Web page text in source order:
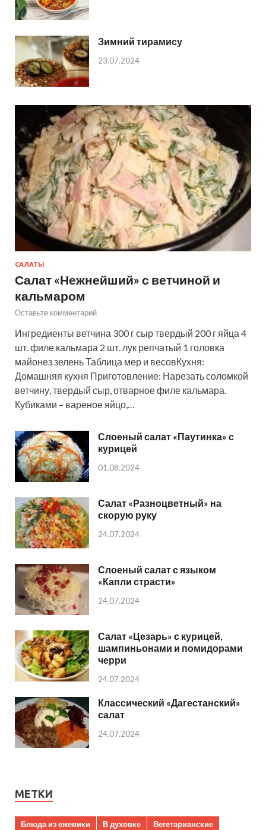
Зимний тирамису
23.07.2024
САЛАТЫ
Салат «Нежнейший» с ветчиной и
кальмаром
Оставьте комментарий
Ингредиенты ветчина 300 г сыр твердый 200 г яйца 4
шт. филе кальмара 2 шт. лук репчатый 1 головка
майонез зелень Таблица мер и весовКухня:
Домашняя кухня Приготовление: Нарезать соломкой
ветчину, твердый сыр, отварное филе кальмара.
Кубиками – вареное яйцо,…
Слоеный салат «Паутинка» с
курицей
01.08.2024
Салат «Разноцветный» на
скорую руку
24.07.2024
Слоеный салат с языком
«Капли страсти»
24.07.2024
Салат «Цезарь» с курицей,
шампиньонами и помидорами
черри
24.07.2024
Классический «Дагестанский»
салат
24.07.2024
МЕТКИ
Блюда из ежевики В духовке
Вегетарианские